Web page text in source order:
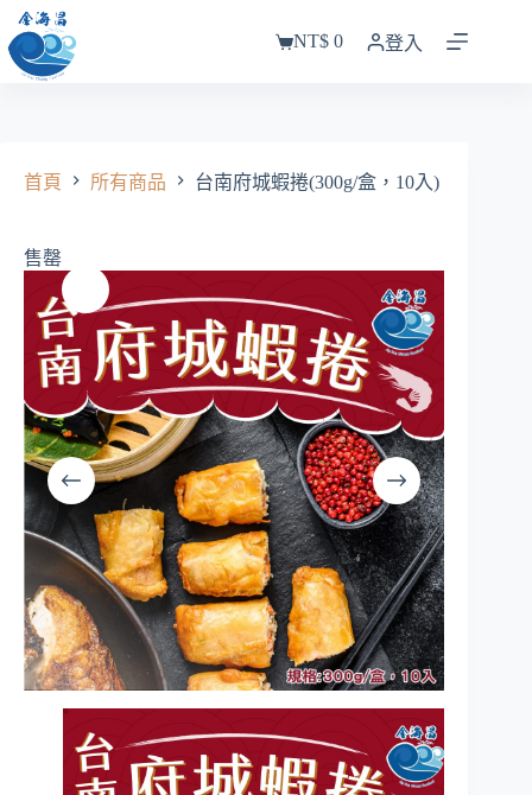
至
主
購
NT$ 0 登入
首頁 所有商品 台南府城蝦捲(300g/盒，10入)
售罄